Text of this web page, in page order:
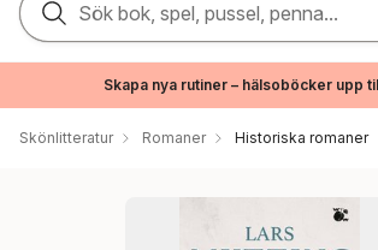
Sök bok, spel, pussel, penna...
Skapa nya rutiner – hälsoböcker upp
Skönlitteratur Romaner Historiska romaner